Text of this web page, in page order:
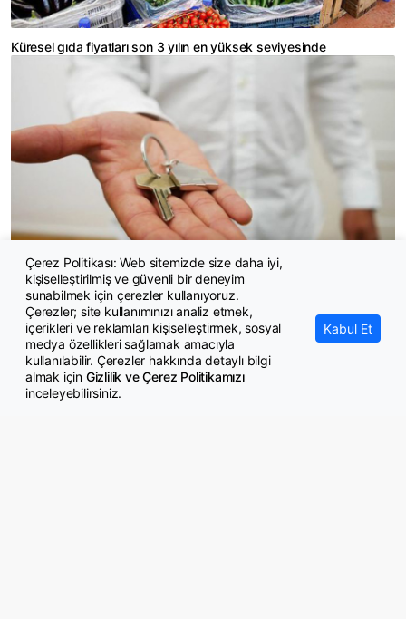
Küresel gıda fiyatları son 3 yılın en yüksek seviyesinde
Evim sistemine tavan fiyatlar ve tek hak kuralı geldi
Çerez Politikası: Web sitemizde size daha iyi,
kişiselleştirilmiş ve güvenli bir deneyim
sunabilmek için çerezler kullanıyoruz.
Çerezler; site kullanımınızı analiz etmek,
içerikleri ve reklamları kişiselleştirmek, sosyal
medya özellikleri sağlamak amacıyla
kullanılabilir. Çerezler hakkında detaylı bilgi
almak için Gizlilik ve Çerez Politikamızı
inceleyebilirsiniz.
Kabul Et